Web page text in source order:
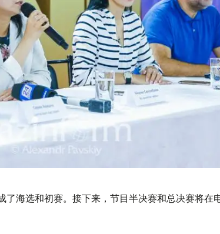
了海选和初赛。接下来，节目半决赛和总决赛将在